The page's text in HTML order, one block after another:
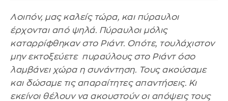
Λοιπόν, μας καλείς τώρα, και πύραυλοι
έρχονται από ψηλά. Πύραυλοι μόλις
καταρρίφθηκαν στο Ριάντ. Οπότε, τουλάχιστον
μην εκτοξεύετε πυραύλους στο Ριάντ όσο
λαμβάνει χώρα η συνάντηση. Τους ακούσαμε
και δώσαμε τις απαραίτητες απαντήσεις. Κι
εκείνοι θέλουν να ακουστούν οι απόψεις τους